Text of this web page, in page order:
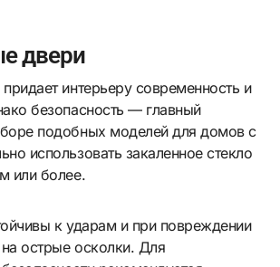
двери
интерьеру современность и
безопасность — главный
подобных моделей для домов с
использовать закаленное стекло
или более.
к ударам и при повреждении
острые осколки. Для